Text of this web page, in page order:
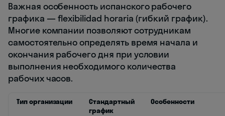
Важная особенность испанского рабочего
графика — flexibilidad horaria (гибкий график).
Многие компании позволяют сотрудникам
самостоятельно определять время начала и
окончания рабочего дня при условии
выполнения необходимого количества
рабочих часов.
Тип организации
Стандартный
график
Особенности